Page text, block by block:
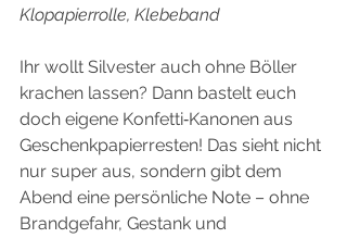
Klopapierrolle, Klebeband
Ihr wollt Silvester auch ohne Böller
krachen lassen? Dann bastelt euch
doch eigene Konfetti‐Kanonen aus
Geschenkpapierresten! Das sieht nicht
nur super aus, sondern gibt dem
Abend eine persönliche Note – ohne
Brandgefahr, Gestank und